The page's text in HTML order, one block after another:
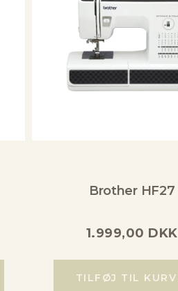
Brother HF27
1.999,00 DKK
TILFØJ TIL KURV